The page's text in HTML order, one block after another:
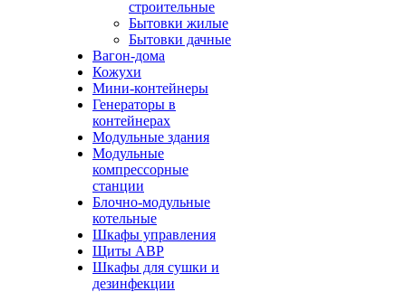
строительные
Бытовки жилые
Бытовки дачные
Вагон-дома
Кожухи
Мини-контейнеры
Генераторы в
контейнерах
Модульные здания
Модульные
компрессорные
станции
Блочно-модульные
котельные
Шкафы управления
Щиты АВР
Шкафы для сушки и
дезинфекции